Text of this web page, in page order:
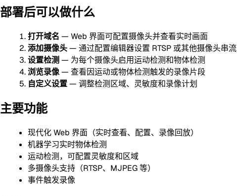
部署后可以做什么
打开域名 — Web 界面可配置摄像头并查看实时画面
添加摄像头— 通过配置编辑器设置 RTSP 或其他摄像头串流
设置检测 — 为每个摄像头启用运动检测和物体检测
浏览录像— 查看因运动或物体检测触发的录像片段
自定义设置— 调整检测区域、灵敏度和录像计划
主要功能
现代化 Web 界面（实时查看、配置、录像回放）
机器学习实时物体检测
运动检测，可配置灵敏度和区域
多摄像头支持（RTSP、MJPEG 等）
事件触发录像